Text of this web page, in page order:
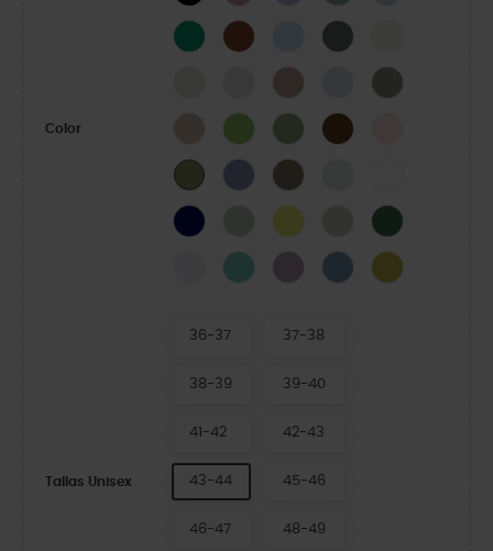
Color
Green IvyCognac Blue FrostSlate Grey
Atmosphere
Latte Dreamscape
Elephant
Kiwi Moss-XCoffee
Army GreenBlue HazeTaupe
Navy Acidity Field Green
Grape IceRetro Dusty LilacAstro BlueMeadow
Tallas Unisex
36-37 37-38
38-39 39-40
41-42 42-43
43-44 45-46
46-47 48-49